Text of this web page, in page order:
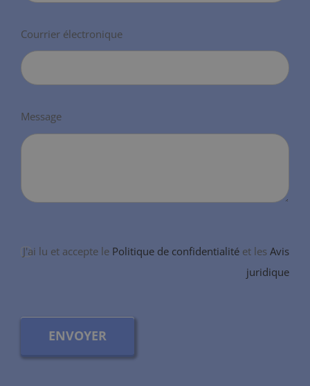
Courrier électronique
Message
J'ai lu et accepte le Politique de confidentialité et lesAvis
juridique
ENVOYER